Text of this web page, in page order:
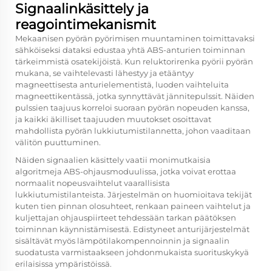
Signaalinkäsittely ja
reagointimekanismit
Mekaanisen pyörän pyörimisen muuntaminen toimittavaksi
sähköiseksi dataksi edustaa yhtä ABS-anturien toiminnan
tärkeimmistä osatekijöistä. Kun reluktorirenka pyörii pyörän
mukana, se vaihtelevasti lähestyy ja etääntyy
magneettisesta anturielementistä, luoden vaihteluita
magneettikentässä, jotka synnyttävät jännitepulssit. Näiden
pulssien taajuus korreloi suoraan pyörän nopeuden kanssa,
ja kaikki äkilliset taajuuden muutokset osoittavat
mahdollista pyörän lukkiutumistilannetta, johon vaaditaan
välitön puuttuminen.
Näiden signaalien käsittely vaatii monimutkaisia
algoritmeja ABS-ohjausmoduulissa, jotka voivat erottaa
normaalit nopeusvaihtelut vaarallisista
lukkiutumistilanteista. Järjestelmän on huomioitava tekijät
kuten tien pinnan olosuhteet, renkaan paineen vaihtelut ja
kuljettajan ohjauspiirteet tehdessään tarkan päätöksen
toiminnan käynnistämisestä. Edistyneet anturijärjestelmät
sisältävät myös lämpötilakompennoinnin ja signaalin
suodatusta varmistaakseen johdonmukaista suorituskykyä
erilaisissa ympäristöissä.